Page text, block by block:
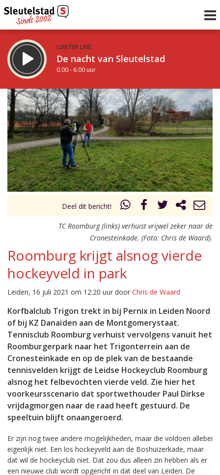
LUISTER LIVE:
De nacht van Sleutelstad
0.00 - 6.00 uur
STRAKS:
De ochtend van Sleutelstad
6.00 - 12.00 uur
Vorig uur
uur 1 van 0 Volgend uur
Inklappen
Deel dit bericht!
TC Roomburg (links) verhuist vrijwel zeker naar de
Cronesteinkade. (Foto: Chris de Waard).
Roomburg krijgt alsnog vierde
hockeyveld in park
Leiden, 16 juli 2021 om 12:20 uur door Chris de Waard
Korfbalclub Trigon trekt in bij Pernix in Leiden Noord
of bij KZ Danaïden aan de Montgomerystaat.
Tennisclub Roomburg verhuist vervolgens vanuit het
Roomburgerpark naar het Trigonterrein aan de
Cronesteinkade en op de plek van de bestaande
tennisvelden krijgt de Leidse Hockeyclub Roomburg
alsnog het felbevochten vierde veld. Zie hier het
voorkeursscenario dat sportwethouder Paul Dirkse
vrijdagmorgen naar de raad heeft gestuurd. De
speeltuin blijft onaangeroerd.
Er zijn nog twee andere mogelijkheden, maar die voldoen allebei
eigenlijk niet. Een los hockeyveld aan de Boshuizerkade, maar
dat wil de hockeyclub niet. Dat zou dus alleen zin hebben als er
een nieuwe club wordt opgericht in dat deel van Leiden. De